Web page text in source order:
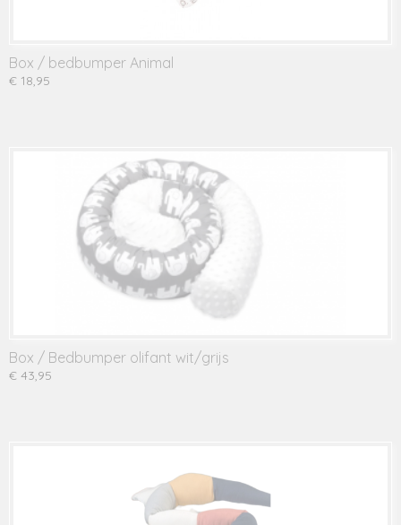
Box / bedbumper Animal
€ 18,95
Box / Bedbumper olifant wit/grijs
€ 43,95